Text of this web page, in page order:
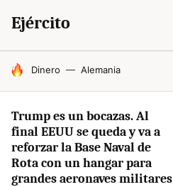
Ejército
HOY SE HABLA DE
Dinero Alemania
Trump es un bocazas. Al
final EEUU se queda y va a
reforzar la Base Naval de
Rota con un hangar para
grandes aeronaves militares